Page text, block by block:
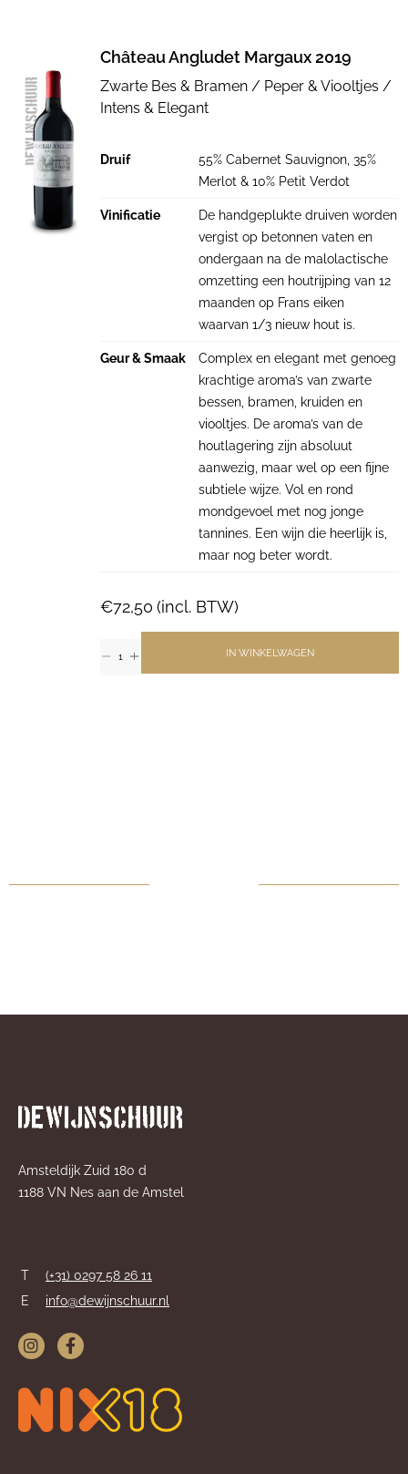
Château Angludet Margaux 2019
Zwarte Bes & Bramen / Peper & Viooltjes /
Intens & Elegant
Druif
55% Cabernet Sauvignon, 35%
Merlot & 10% Petit Verdot
Vinificatie
De handgeplukte druiven worden
vergist op betonnen vaten en
ondergaan na de malolactische
omzetting een houtrijping van 12
maanden op Frans eiken
waarvan 1/3 nieuw hout is.
Geur & Smaak
Complex en elegant met genoeg
krachtige aroma’s van zwarte
bessen, bramen, kruiden en
viooltjes. De aroma’s van de
houtlagering zijn absoluut
aanwezig, maar wel op een fijne
subtiele wijze. Vol en rond
mondgevoel met nog jonge
tannines. Een wijn die heerlijk is,
maar nog beter wordt.
€72,50 (incl. BTW)
IN WINKELWAGEN
Amsteldijk Zuid 180 d
1188 VN Nes aan de Amstel
T
(+31) 0297 58 26 11
E
info@dewijnschuur.nl